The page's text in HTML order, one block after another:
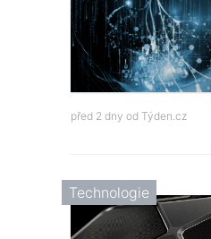
před 2 dny od Týden.cz
Technologie